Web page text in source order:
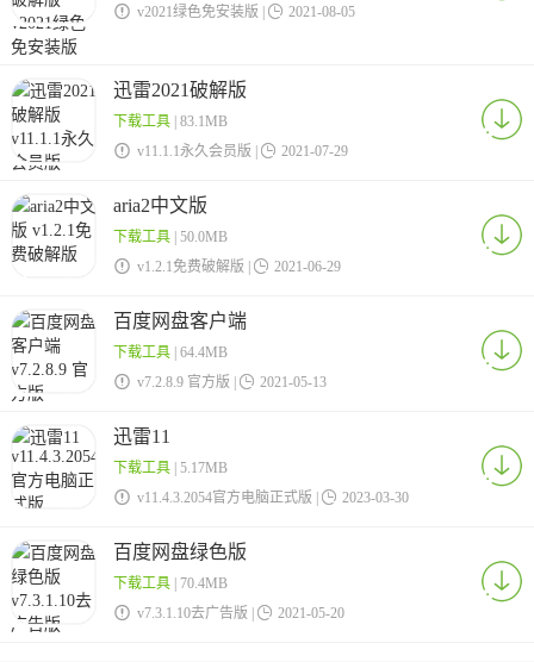
 v2021绿色免安装版 |  2021-08-05
迅雷2021破解版
下载工具| 83.1MB
 v11.1.1永久会员版 |  2021-07-29
aria2中文版
下载工具| 50.0MB
 v1.2.1免费破解版 |  2021-06-29
百度网盘客户端
下载工具| 64.4MB
 v7.2.8.9 官方版 |  2021-05-13
迅雷11
下载工具| 5.17MB
 v11.4.3.2054官方电脑正式版 |  2023-03-30
百度网盘绿色版
下载工具| 70.4MB
 v7.3.1.10去广告版 |  2021-05-20